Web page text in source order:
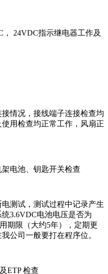
24VDC指示继电器工作及
情况，接线端子连接检查均
用检查均正常工作，风扇正
架电池、钥匙开关检查
测试，测试过程中记录产生
3.6VDC电池电压是否为
期限（大约5年），定期更
公司一般要打在程序位。
ETP 检查